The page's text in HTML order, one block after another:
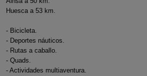
Huesca a 53 km.
- Bicicleta.
- Deportes náuticos.
- Rutas a caballo.
- Quads.
- Actividades multiaventura.